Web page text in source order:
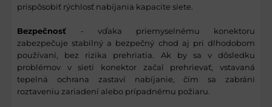
prispôsobiť rýchlosť nabíjania kapacite siete.
Bezpečnosť - vďaka priemyselnému konektoru
zabezpečuje stabilný a bezpečný chod aj pri dlhodobom
používaní, bez rizika prehriatia. Ak by sa v dôsledku
problémov v sieti konektor začal prehrievať, vstavaná
tepelná ochrana zastaví nabíjanie, čím sa zabráni
roztaveniu zariadení alebo prípadnému požiaru.